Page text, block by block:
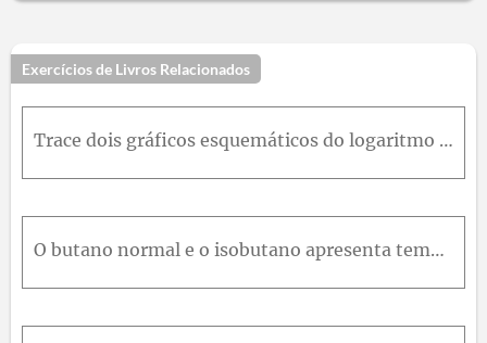
Exercícios de Livros Relacionados
Trace dois gráficos esquemáticos do logaritmo do módulo de relaxação em função da temperatura para um polímero amorfo (curva C na Figura 15.8). Em uma desses gráficos, demonstre como o comportamento m
O butano normal e o isobutano apresenta temperaturas de ebulição de –0,5 e –12,3 ° C (31,1 e 9,9 ° F), respectivamente. Explique sucintamente esse comportamento com base em suas estruturas moleculares